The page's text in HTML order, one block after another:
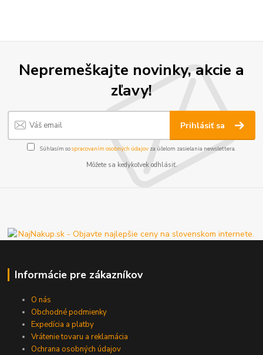
Nepremeškajte novinky, akcie a
zľavy!
Prihlásiť sa
Súhlasím sospracovaním osobných údajov za účelom zasielania newslettera.
Môžete sa kedykoľvek odhlásiť.
Informácie pre zákazníkov
O nás
Obchodné podmienky
Expedícia a platby
Vrátenie tovaru a reklamácia
Ochrana osobných údajov